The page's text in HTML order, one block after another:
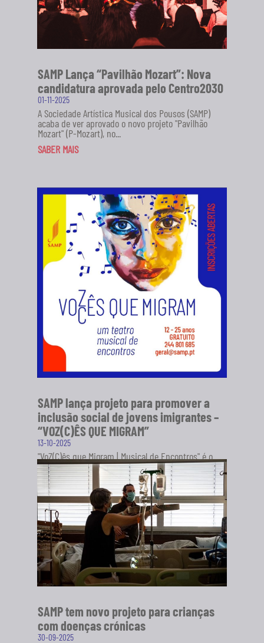
SAMP Lança “Pavilhão Mozart”: Nova
candidatura aprovada pelo Centro2030
01-11-2025
A Sociedade Artística Musical dos Pousos (SAMP)
acaba de ver aprovado o novo projeto "Pavilhão
Mozart" (P-Mozart), no...
SABER MAIS
SAMP lança projeto para promover a
inclusão social de jovens imigrantes –
“VOZ(C)ÊS QUE MIGRAM”
13-10-2025
"VoZ(C)ês que Migram | Musical de Encontros" é o
novo projeto da Sociedade Artística Musical dos
Pousos (SAMP), em...
SABER MAIS
SAMP tem novo projeto para crianças
com doenças crónicas
30-09-2025